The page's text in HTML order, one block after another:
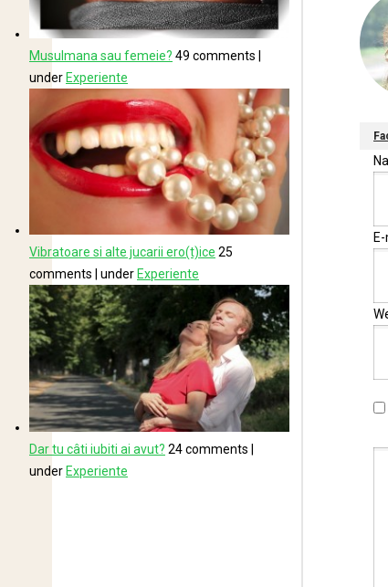
Musulmana sau femeie? 49 comments |
underExperiente
Vibratoare si alte jucarii ero(t)ice 25
comments
under Experiente
Dar tu câti iubiti ai avut? 24 comments
under Experiente